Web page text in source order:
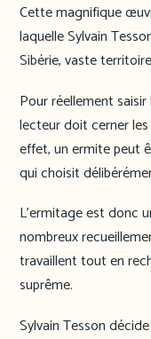
Cette magnifique
laquelle Sylvain
Sibérie, vaste
Pour réellement
lecteur doit cerner
effet, un ermite peut
qui choisit
L’ermitage est donc
nombreux
travaillent tout en
suprême.
Sylvain Tesson